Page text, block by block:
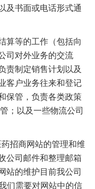
及书面或电话形式通
算等的工作（包括向
司对外业务的交流
责制定销售计划以及
客户业务往来和登记
保管，负责各类政策
；以及一些物流公司
招商网站的管理和维
公司邮件和整理邮箱
站的维护目前我公司
们需要对网站中的信